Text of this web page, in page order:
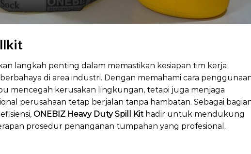
langkah penting dalam memastikan kesiapan tim kerja
di area industri. Dengan memahami cara
mencegah kerusakan lingkungan, tetapi juga menjaga
perusahaan tetap berjalan tanpa hambatan. Sebagai
ONEBIZ Heavy Duty Spill Kit hadir untuk mendukung
prosedur penanganan tumpahan yang profesional.